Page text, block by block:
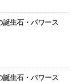
誕生石・パワース
誕生石・パワース